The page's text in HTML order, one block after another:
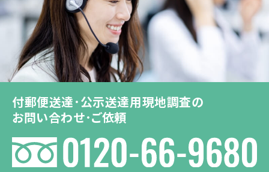
付郵便送達･公示送達用現地調査の
お問い合わせ･ご依頼